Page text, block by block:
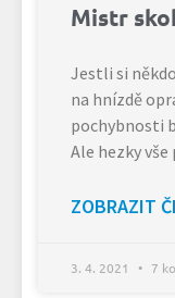
Mistr
Jestli si
na hnízdě
pochybnosti
Ale hezky
ZOBRAZIT
3. 4. 2021 7